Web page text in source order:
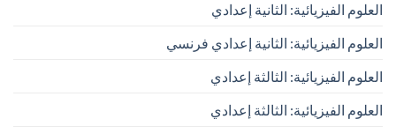
العلوم الفيزيائية: الثانية إعدادي
العلوم الفيزيائية: الثانية إعدادي فرنسي
العلوم الفيزيائية: الثالثة إعدادي
العلوم الفيزيائية: الثالثة إعدادي